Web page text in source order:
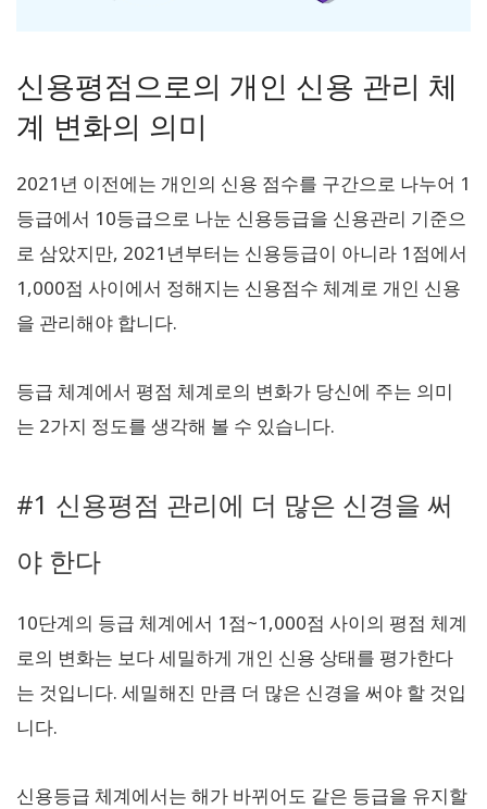
신용평점으로의 개인 신용 관리 체
계 변화의 의미
2021년 이전에는 개인의 신용 점수를 구간으로 나누어 1
등급에서 10등급으로 나눈 신용등급을 신용관리 기준으
로 삼았지만, 2021년부터는 신용등급이 아니라 1점에서
1,000점 사이에서 정해지는 신용점수 체계로 개인 신용
을 관리해야 합니다.
등급 체계에서 평점 체계로의 변화가 당신에 주는 의미
는 2가지 정도를 생각해 볼 수 있습니다.
#1 신용평점 관리에 더 많은 신경을 써
야 한다
10단계의 등급 체계에서 1점~1,000점 사이의 평점 체계
로의 변화는 보다 세밀하게 개인 신용 상태를 평가한다
는 것입니다. 세밀해진 만큼 더 많은 신경을 써야 할 것입
니다.
신용등급 체계에서는 해가 바뀌어도 같은 등급을 유지할